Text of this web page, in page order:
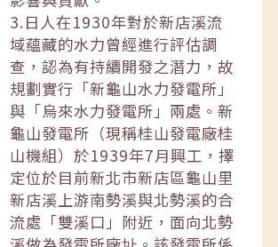
3.日人在1930年對於新店溪流
域蘊藏的水力曾經進行評估調
查，認為有持續開發之潛力，故
規劃實行「新龜山水力發電所」
與「烏來水力發電所」兩處。新
龜山發電所（現稱桂山發電廠桂
山機組）於1939年7月興工，擇
定位於目前新北市新店區龜山里
新店溪上游南勢溪與北勢溪的合
流處「雙溪口」附近，面向北勢